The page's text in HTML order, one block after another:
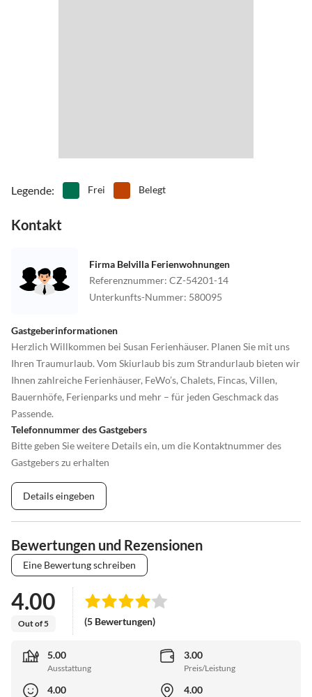
Legende: Frei Belegt
Kontakt
Firma Belvilla Ferienwohnungen
Referenznummer: CZ-54201-14
Unterkunfts-Nummer: 580095
Gastgeberinformationen
Herzlich Willkommen bei Susan Ferienhäuser. Planen Sie mit uns
Ihren Traumurlaub. Vom Skiurlaub bis zum Strandurlaub bieten wir
Ihnen zahlreiche Ferienhäuser, FeWo’s, Chalets, Fincas, Villen,
Bauernhöfe, Ferienparks und mehr – für jeden Geschmack das
Passende.
Telefonnummer des Gastgebers
Bitte geben Sie weitere Details ein, um die Kontaktnummer des
Gastgebers zu erhalten
Details eingeben
Bewertungen und Rezensionen
Eine Bewertung schreiben
4.00
Out of 5 (5 Bewertungen)
5.00
Ausstattung
3.00
Preis/Leistung
4.00 4.00